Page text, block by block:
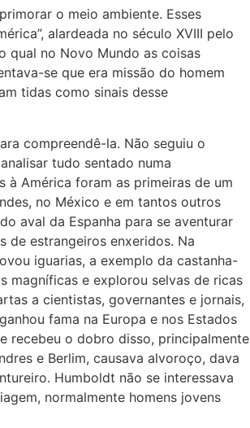
o meio ambiente. Esses
alardeada no século XVIII pelo
qual no Novo Mundo as coisas
se que era missão do homem
tidas como sinais desse
compreendê-la. Não seguiu o
tudo sentado numa
à América foram as primeiras de um
no México e em tantos outros
aval da Espanha para se aventurar
de estrangeiros enxeridos. Na
iguarias, a exemplo da castanha-
magníficas e explorou selvas de ricas
a cientistas, governantes e jornais,
fama na Europa e nos Estados
recebeu o dobro disso, principalmente
e Berlim, causava alvoroço, dava
Humboldt não se interessava
normalmente homens jovens